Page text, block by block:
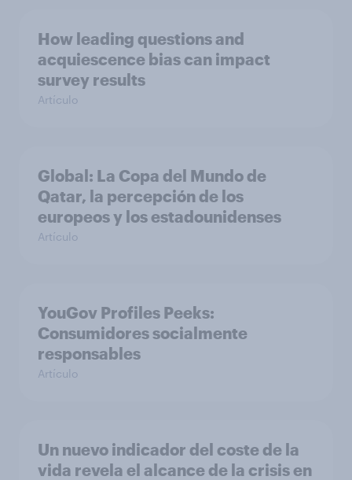
How leading questions and
acquiescence bias can impact
survey results
Artículo
Global: La Copa del Mundo de
Qatar, la percepción de los
europeos y los estadounidenses
Artículo
YouGov Profiles Peeks:
Consumidores socialmente
responsables
Artículo
Un nuevo indicador del coste de la
vida revela el alcance de la crisis en